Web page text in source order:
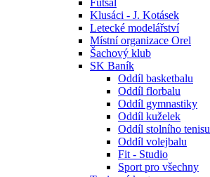
Futsal
Klusáci - J. Kotásek
Letecké modelářství
Místní organizace Orel
Šachový klub
SK Baník
Oddíl basketbalu
Oddíl florbalu
Oddíl gymnastiky
Oddíl kuželek
Oddíl stolního tenisu
Oddíl volejbalu
Fit - Studio
Sport pro všechny